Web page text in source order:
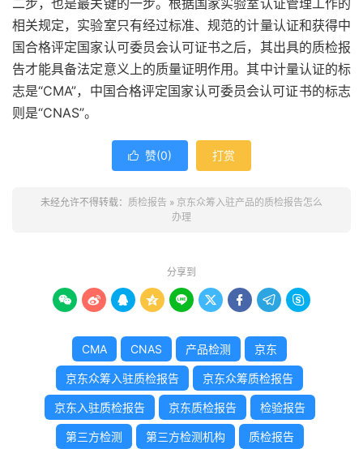
二步，也是最关键的一步。根据国家实验室认证管理工作的
相关规定，实验室只有经过标准、规范的计量认证和获得中
国合格评定国家认可委员会认可证书之后，其出具的质检报
告才能具备法定意义上的质量证明作用。其中计量认证的标
志是“CMA”，中国合格评定国家认可委员会认可证书的标志
则是“CNAS”。
 赞(0) 打赏
未经允许不得转载： 质检报告 » 京东众筹入驻产品的质检报告怎么
办理
分享到
        
CMA CNAS 产品检测 京东
京东众筹入驻质检报告 京东众筹质检报告
京东入驻质检报告 京东质检报告 检验报告
第三方检测 第三方检测机构 质检报告